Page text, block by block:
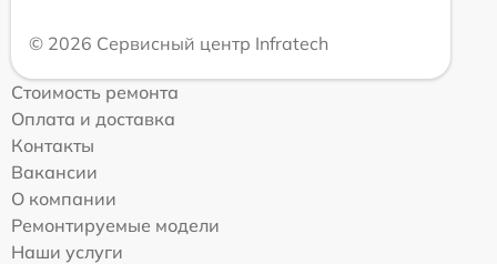
© 2026 Сервисный центр Infratech
Стоимость ремонта
Оплата и доставка
Контакты
Вакансии
О компании
Ремонтируемые модели
Наши услуги